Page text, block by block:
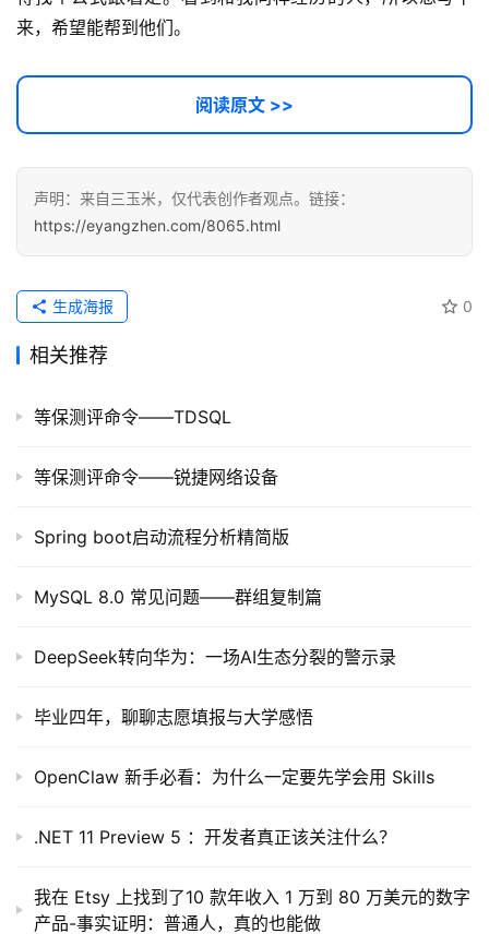
码
来，希望能帮到他们。
阅读原文 >>
声明：来自三玉米，仅代表创作者观点。链接：
https://eyangzhen.com/8065.html
0
生成海报
相关推荐
等保测评命令——TDSQL
等保测评命令——锐捷网络设备
Spring boot启动流程分析精简版
MySQL 8.0 常见问题——群组复制篇
DeepSeek转向华为：一场AI生态分裂的警示录
毕业四年，聊聊志愿填报与大学感悟
OpenClaw 新手必看：为什么一定要先学会用 Skills
.NET 11 Preview 5 ：开发者真正该关注什么？
我在 Etsy 上找到了10 款年收入 1 万到 80 万美元的数字
产品-事实证明：普通人，真的也能做